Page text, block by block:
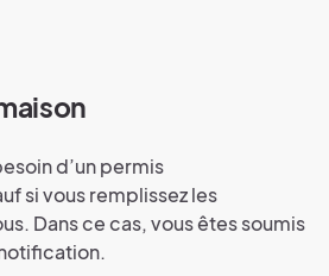
d’un permis
si vous remplissez les
Dans ce cas, vous êtes soumis